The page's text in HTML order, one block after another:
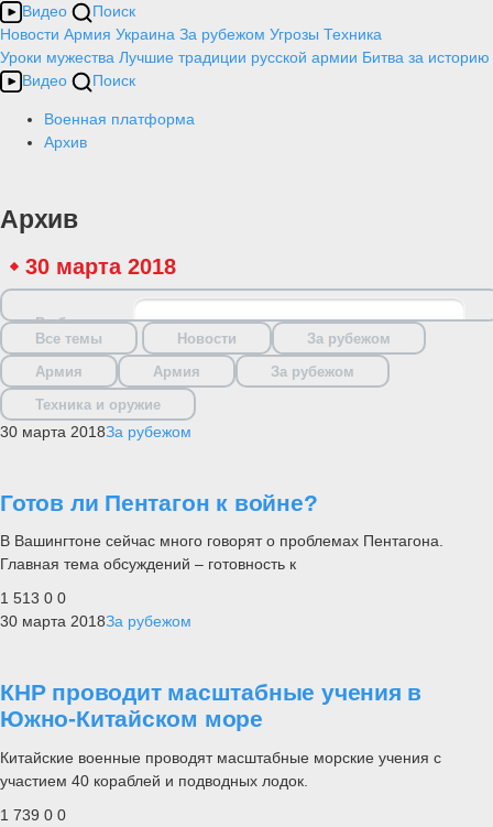
Видео
Поиск
Новости Армия Украина За рубежом Угрозы Техника
Уроки мужества Лучшие традиции русской армии Битва за историю
Видео
Поиск
Военная платформа
Архив
Архив
30 марта 2018
Выбрать дату
Все темы
Новости
За рубежом
Армия
Армия
За рубежом
Техника и оружие
30 марта 2018За рубежом
Готов ли Пентагон к войне?
В Вашингтоне сейчас много говорят о проблемах Пентагона.
Главная тема обсуждений – готовность к
1 513 0 0
30 марта 2018За рубежом
КНР проводит масштабные учения в
Южно-Китайском море
Китайские военные проводят масштабные морские учения с
участием 40 кораблей и подводных лодок.
1 739 0 0